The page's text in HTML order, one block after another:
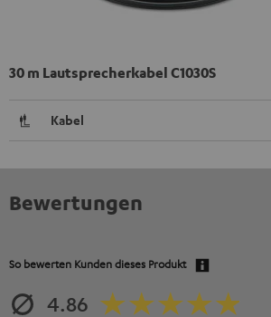
30 m Lautsprecherkabel C1030S
Kabel
Bewertungen
So bewerten Kunden dieses Produkt
4.86